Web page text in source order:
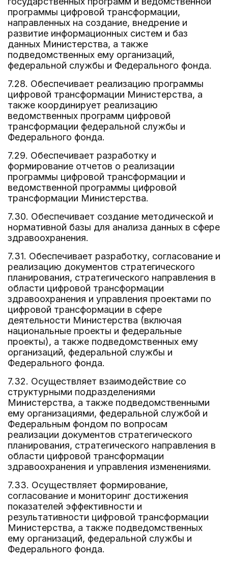
программы цифровой трансформации,
направленных на создание, внедрение и
развитие информационных систем и баз
данных Министерства, а также
подведомственных ему организаций,
федеральной службы и Федерального фонда.
7.28. Обеспечивает реализацию программы
цифровой трансформации Министерства, а
также координирует реализацию
ведомственных программ цифровой
трансформации федеральной службы и
Федерального фонда.
7.29. Обеспечивает разработку и
формирование отчетов о реализации
программы цифровой трансформации и
ведомственной программы цифровой
трансформации Министерства.
7.30. Обеспечивает создание методической и
нормативной базы для анализа данных в сфере
здравоохранения.
7.31. Обеспечивает разработку, согласование и
реализацию документов стратегического
планирования, стратегического направления в
области цифровой трансформации
здравоохранения и управления проектами по
цифровой трансформации в сфере
деятельности Министерства (включая
национальные проекты и федеральные
проекты), а также подведомственных ему
организаций, федеральной службы и
Федерального фонда.
7.32. Осуществляет взаимодействие со
структурными подразделениями
Министерства, а также подведомственными
ему организациями, федеральной службой и
Федеральным фондом по вопросам
реализации документов стратегического
планирования, стратегического направления в
области цифровой трансформации
здравоохранения и управления изменениями.
7.33. Осуществляет формирование,
согласование и мониторинг достижения
показателей эффективности и
результативности цифровой трансформации
Министерства, а также подведомственных
ему организаций, федеральной службы и
Федерального фонда.